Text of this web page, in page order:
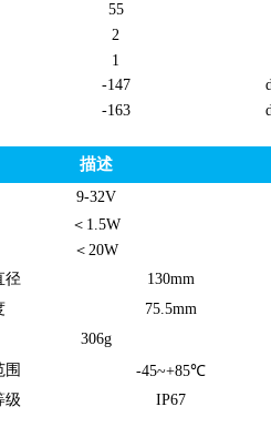
55
2
1
-147
-163
描述
9-32V
＜ 1.5W
＜20W
径
130mm
75.5mm
306g
围
-45~+85℃
级
IP67